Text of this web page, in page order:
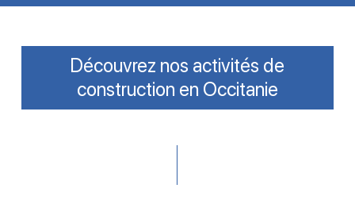
Découvrez nos activités de
construction en Occitanie